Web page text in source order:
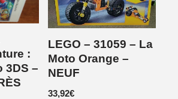
:
3DS –
LEGO – 31059 – La
Moto Orange –
NEUF
33,92€